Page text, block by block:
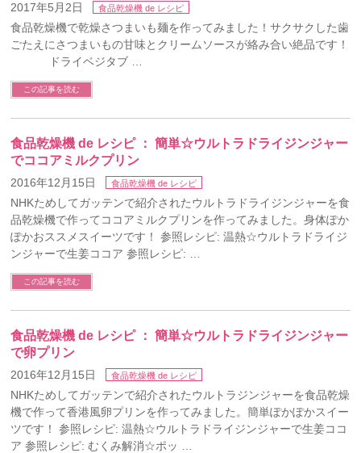
2017年5月2日 食品乾燥機 de レシピ
食品乾燥機で乾燥さつまいも麺を作ってみました！サクサクした歯
ごたえにさつまいもの甘味とクリームソースが絡み合い絶品です！
ドライベジタブ …
この記事を読む
食品乾燥機 de レシピ ： 簡単☆ウルトラドライジンジャー
でココアミルクプリン
2016年12月15日 食品乾燥機 de レシピ
NHKためしてガッテンで紹介されたウルトラドライジンジャーを食
品乾燥機で作ってココアミルクプリンを作ってみました。身体ぽか
ぽかおススメスイーツです！ 参照レシピ: 温熱☆ウルトラドライジ
ンジャーで生姜ココア 参照レシピ: …
この記事を読む
食品乾燥機 de レシピ ： 簡単☆ウルトラドライジンジャー
で卵プリン
2016年12月15日 食品乾燥機 de レシピ
NHKためしてガッテンで紹介されたウルトラジンジャーを食品乾燥
機で作って香港風卵プリンを作ってみました。簡単ぽかぽかスイー
ツです！ 参照レシピ: 温熱☆ウルトラドライジンジャーで生姜ココ
ア 参照レシピ: むくみ解消☆ポッ …